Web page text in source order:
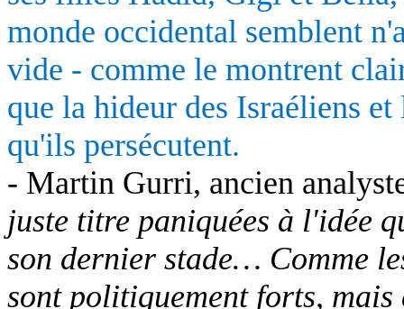
monde occidental semblent
vide - comme le montrent
que la hideur des Israéliens
qu'ils persécutent.
- Martin Gurri, ancien
juste titre paniquées à l'idée
son dernier stade… Comme
sont politiquement forts,